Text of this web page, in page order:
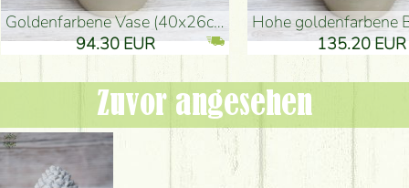
goldenfarbene Vase (40x26cm)
94.30 EUR
hohe goldenfarbene
135.20 EUR
Zuvor angesehen